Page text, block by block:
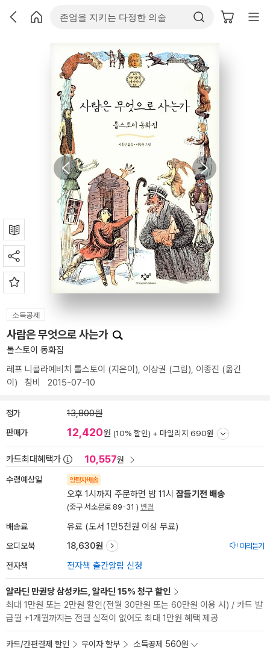
소득공제
사람은 무엇으로 사는가
톨스토이 동화집
레프 니콜라예비치 톨스토이 (지은이), 이상권 (그림), 이종진 (옮긴
이) 창비 2015-07-10
정가 13,800원
판매가 12,420원 (10% 할인) + 마일리지 690원
카드최대혜택가 10,557원
수령예상일 양탄자배송
오후 1시까지 주문하면 밤 11시 잠들기전 배송
(중구 서소문로 89-31 ) 변경
배송료 유료 (도서 1만5천원 이상 무료)
오디오북 18,630원 미리듣기
전자책 전자책 출간알림 신청
알라딘 만권당 삼성카드, 알라딘 15% 청구 할인
최대 1만원 또는 2만원 할인(전월 30만원 또는 60만원 이용 시) / 카드 발
급월 +1개월까지는 전월 실적이 없어도 최대 1만원 혜택 제공
카드/간편결제 할인 무이자 할부 소득공제 560원